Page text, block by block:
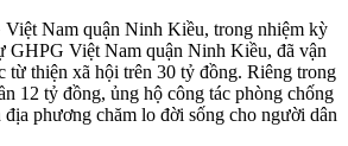
Nam quận Ninh Kiều, trong nhiệm kỳ
GHPG Việt Nam quận Ninh Kiều, đã vận
từ thiện xã hội trên 30 tỷ đồng. Riêng trong
12 tỷ đồng, ủng hộ công tác phòng chống
phương chăm lo đời sống cho người dân